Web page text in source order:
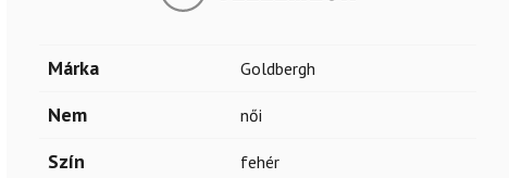
Márka Goldbergh
Nem női
Szín fehér